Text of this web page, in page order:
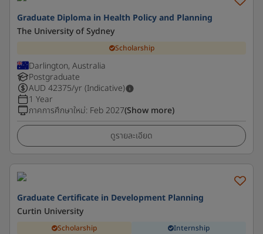
Graduate Diploma in Health Policy and Planning
The University of Sydney
Scholarship
Darlington, Australia
Postgraduate
AUD 42375/yr (Indicative)
1 Year
ภาคการศึกษาใหม่: Feb 2027(Show more)
ดูรายละเอียด
Graduate Certificate in Development Planning
Curtin University
Scholarship Internship